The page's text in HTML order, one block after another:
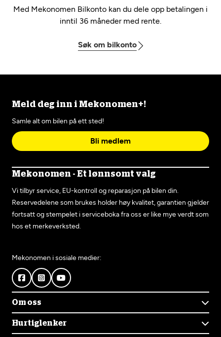
Med Mekonomen Bilkonto kan du dele opp betalingen i
inntil 36 måneder med rente.
Søk om bilkonto
Meld deg inn i Mekonomen+!
Samle alt om bilen på ett sted!
Bli medlem
Mekonomen - Et lønnsomt valg
Vi tilbyr service, EU-kontroll og reparasjon på bilen din.
Reservedelene som brukes holder høy kvalitet, garantien gjelder
fortsatt og stempelet i serviceboka fra oss er like mye verdt som
hos et merkeverksted.
Mekonomen i sosiale medier:
Om oss
Om Mekonomen
Mekonomens historie
Hurtiglenker